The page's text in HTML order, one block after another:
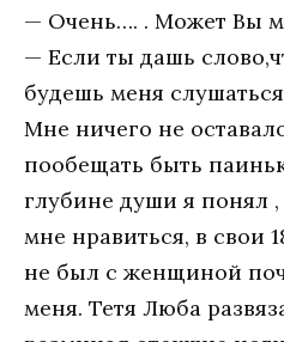
— Очень…. . Может Вы
— Если ты дашь
будешь меня
Мне ничего не
пообещать быть
глубине души я понял
мне нравиться, в свои
не был с женщиной
меня. Тетя Люба